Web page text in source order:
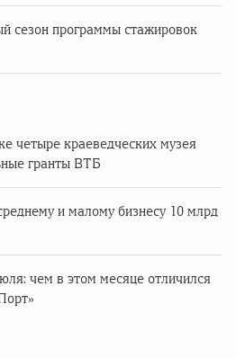
сезон программы стажировок
четыре краеведческих музея
гранты ВТБ
и малому бизнесу 10 млрд
чем в этом месяце отличился